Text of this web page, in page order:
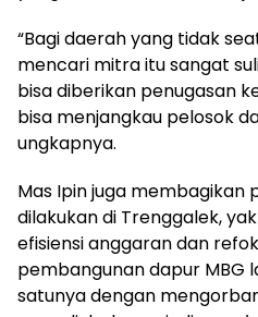
“Bagi daerah yang tidak
mencari mitra itu sangat
bisa diberikan penugasan
bisa menjangkau pelosok
ungkapnya.
Mas Ipin juga membagikan
dilakukan di Trenggalek,
efisiensi anggaran dan
pembangunan dapur MBG
satunya dengan